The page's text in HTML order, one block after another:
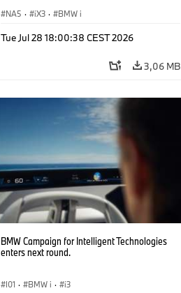
NA5 · iX3 · BMW i
Tue Jul 28 18:00:38 CEST 2026
3,06 MB
BMW Campaign for Intelligent Technologies
enters next round.
I01 · BMW i · i3